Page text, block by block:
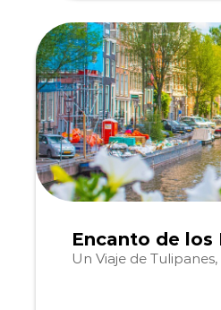
Encanto de los
Un Viaje de